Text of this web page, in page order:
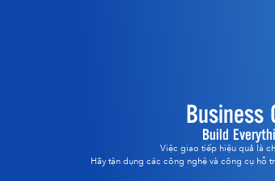
Business
Build
Việc giao tiếp hiệu quả là
Hãy tận dụng các công nghệ và công cụ hỗ